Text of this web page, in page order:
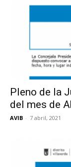
Pleno de la
del mes de
AVIB - 7 abril, 2021